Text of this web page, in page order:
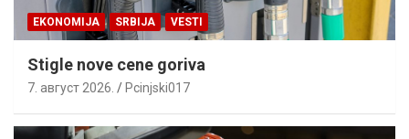
EKONOMIJA SRBIJA VESTI
Stigle nove cene goriva
7. август 2026. Pcinjski017